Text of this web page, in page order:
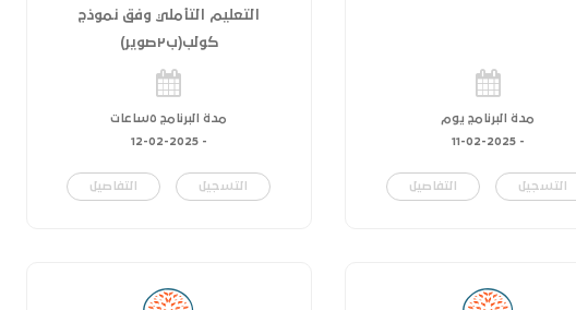
مدة البرنامج يوم
-
11-02-2025
التسجيل التفاصيل
التعليم التأملي وفق نموذج
كولب(ب٢صوير)
مدة البرنامج ٥ساعات
-
12-02-2025
التسجيل التفاصيل